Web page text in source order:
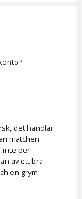
det handlar
matchen
inte per
av ett bra
en grym